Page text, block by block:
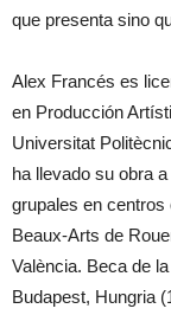
que presenta sino
Alex Francés es
en Producción
Universitat
ha llevado su obra
grupales en
Beaux-Arts de
València. Beca de
Budapest, Hungria